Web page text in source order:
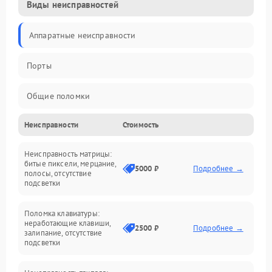
Виды неисправностей
Аппаратные неисправности
Порты
Общие поломки
Устройства
Программные ошибки
Электрические и системные сбои
Интерфейсные проблемы
Батарея
Неисправности Стоимость
Неисправность матрицы:
битые пиксели, мерцание,
полосы, отсутствие
подсветки
5000 ₽ Подробнее →
Поломка клавиатуры:
неработающие клавиши,
залипание, отсутствие
подсветки
2500 ₽ Подробнее →